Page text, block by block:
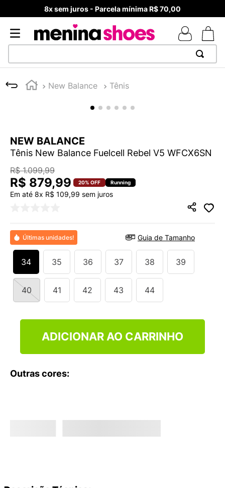
8x sem juros - Parcela mínima R$ 70,00
New Balance Tênis
NEW BALANCE
Tênis New Balance Fuelcell Rebel V5 WFCX6SN
R$ 1.099,99
R$ 879,99 20% OFF Running
Em até 8x R$ 109,99 sem juros
Últimas unidades! Guia de Tamanho
34 35 36 37 38 39
40 41 42 43 44
ADICIONAR AO CARRINHO
Outras cores:
1
TÊNIS NEWS BALANCE 530
MELISSAS MINI BABY
4º
TÊNIS VEJA WHITE
5
NEW 9060
6º
MELISSA SLIDE
7 º
SAMBA
9º
VANS TÊNIS VANS ULTRARANGE
10º NEW 530